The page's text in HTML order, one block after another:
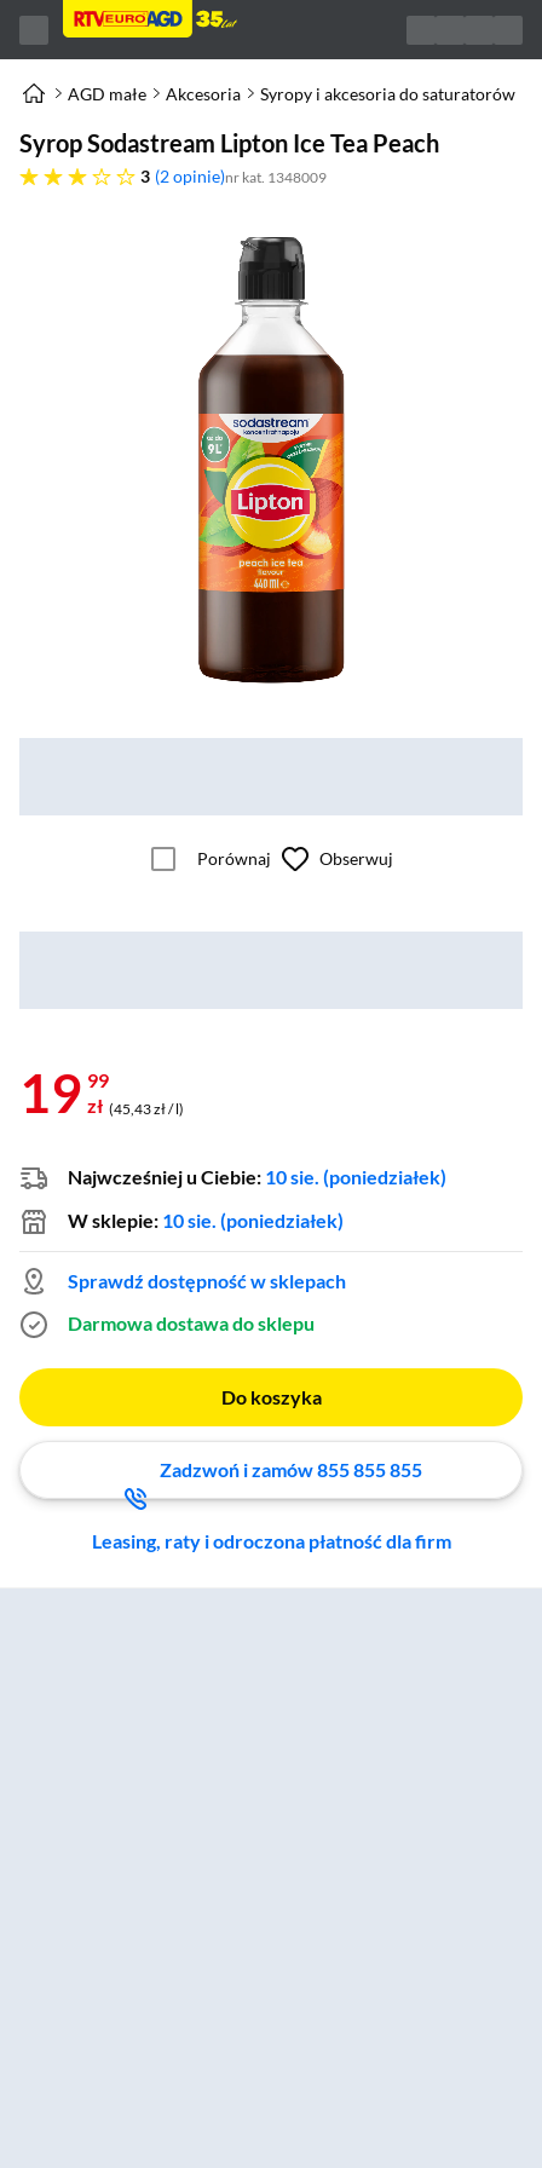
AGD małe Akcesoria Syropy i akcesoria do saturatorów
Syrop Sodastream Lipton Ice Tea Peach
3
trzy gwiazdki 2 opinie nr kat. 1348009
Porównaj Obserwuj
19 99
zł (45,43 zł / l)
Najwcześniej u Ciebie: 10 sie. (poniedziałek)
W sklepie: 10 sie. (poniedziałek)
Sprawdź dostępność w sklepach
Darmowa dostawa do sklepu
Do koszyka
Zadzwoń i zamów 855 855 855
Leasing, raty i odroczona płatność dla firm